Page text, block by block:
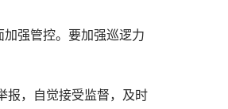
强管控。要加强巡逻力
报，自觉接受监督，及时